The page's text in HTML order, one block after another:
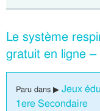
Le système
gratuit en ligne
Paru dans ▶ Jeux
1ere Secondaire